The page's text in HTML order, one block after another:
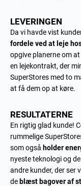
LEVERINGEN
Da vi havde vist
fordele ved at leje
opgive planerne om
en lejekontrakt, der
SuperStores med to
at få dem op at køre.
RESULTATERNE
En rigtig glad kunde!
rummelige
som også holder
nyeste teknologi og
andre kunder, der ser
de blæst bagover af